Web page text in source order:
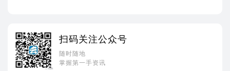
扫码关注公众号
随时随地
掌握第一手资讯